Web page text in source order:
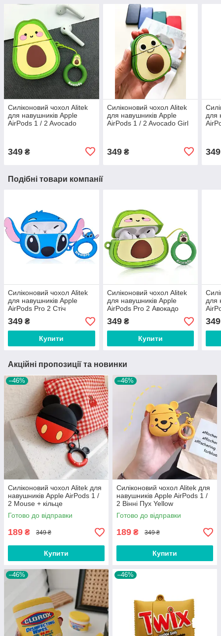
Силіконовий чохол Alitek
для навушників Apple
AirPods 1 / 2 Avocado
349 ₴
Силіконовий чохол Alitek
для навушників Apple
AirPods 1 / 2 Avocado Girl
349₴
для
349
Подібні товари компанії
Силіконовий чохол Alitek
для навушників Apple
AirPods Pro 2 Стіч
349 ₴
Купити
Силіконовий чохол Alitek
для навушників Apple
AirPods Pro 2 Авокадо
349₴
Купити
для
349
Акційні пропозиції та новинки
–46%
Силіконовий чохол Alitek для
навушників Apple AirPods 1 /
2 Mouse + кільце
Готово до відправки
189 ₴ 349 ₴
Купити
–46%
Силіконовий чохол Alitek для
навушників Apple AirPods 1 /
2 Вінні Пух Yellow
Готово до відправки
189 ₴ 349 ₴
Купити
–46% –46%